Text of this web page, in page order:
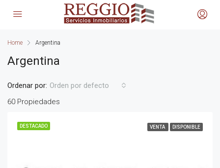
Home Argentina
Argentina
60 Propiedades
Ordenar por: Orden por defecto
DESTACADO VENTA DISPONIBLE